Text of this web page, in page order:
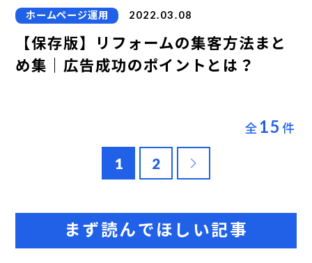
ホームページ運用 2022.03.08
【保存版】リフォームの集客方法まと
め集｜広告成功のポイントとは？
全 15 件
1 2
まず読んでほしい記事